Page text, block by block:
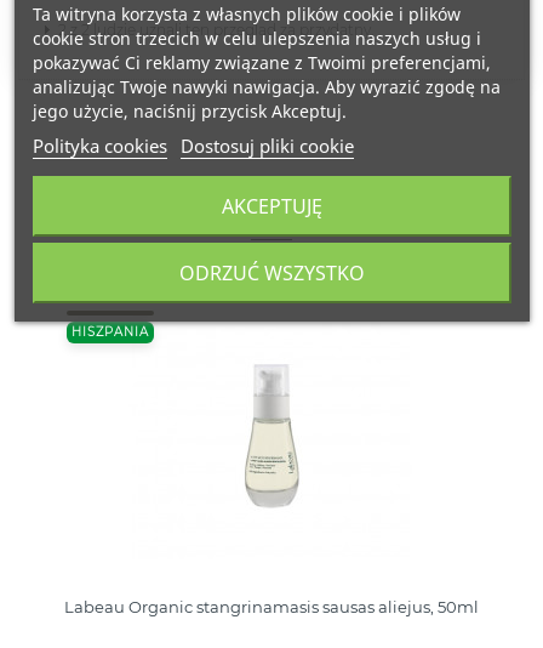
2 z 2 ludzie uznali ten przegląd za przydatny.
16 inne produkty należące do tej samej kategorii:
HISZPANIA
Labeau Organic stangrinamasis sausas aliejus, 50ml
Ta witryna korzysta z własnych plików cookie i plików
cookie stron trzecich w celu ulepszenia naszych usług i
pokazywać Ci reklamy związane z Twoimi preferencjami,
analizując Twoje nawyki nawigacja. Aby wyrazić zgodę na
jego użycie, naciśnij przycisk Akceptuj.
Polityka cookies Dostosuj pliki cookie
ODRZUĆ WSZYSTKO
AKCEPTUJĘ